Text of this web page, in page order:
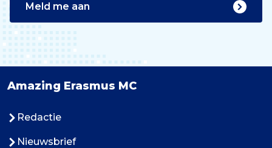
Meld me aan
Amazing Erasmus MC
Redactie
Nieuwsbrief